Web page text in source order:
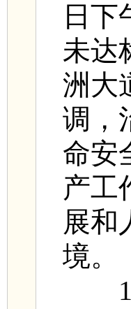
日
未达
洲大
调，
命安
产工
展和
境。
11